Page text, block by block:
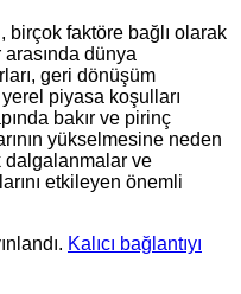
birçok faktöre bağlı olarak
dünya
geri dönüşüm
piyasa koşulları
bakır ve pirinç
yükselmesine neden
dalgalanmalar ve
etkileyen önemli
Kalıcı bağlantıyı